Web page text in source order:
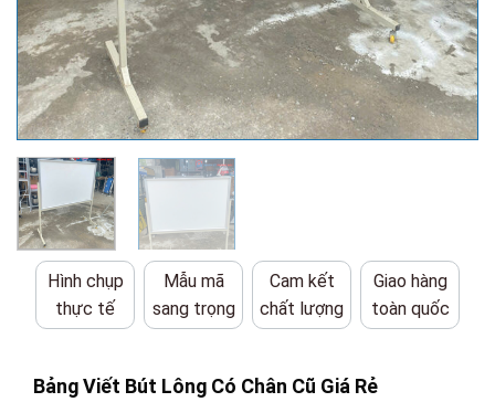
Hình chụp
thực tế
Mẫu mã
sang trọng
Cam kết
chất lượng
Giao hàng
toàn quốc
Bảng Viết Bút Lông Có Chân Cũ Giá Rẻ